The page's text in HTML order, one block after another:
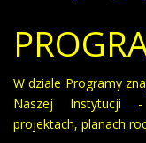
W dziale Programy
Naszej Instytucji -
projektach, planach